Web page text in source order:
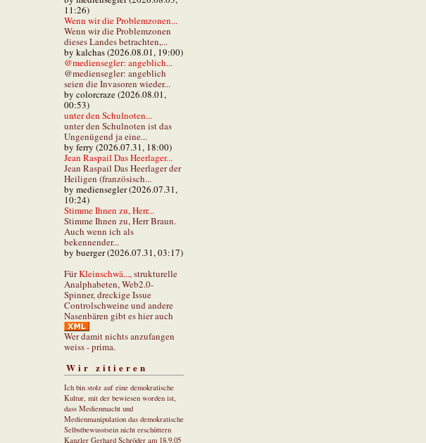
11:26)
Wenn wir die Problemzonen...
Wenn wir die Problemzonen
dieses Landes betrachten,...
by kalchas (2026.08.01, 19:00)
@mediensegler: angeblich...
@mediensegler: angeblich
seien die Invasoren wieder...
by colorcraze (2026.08.01,
00:53)
unter den Schulnoten...
unter den Schulnoten ist das
Ungenügend ja eine...
by ferry (2026.07.31, 18:00)
Jean Raspail Das Heerlager...
Jean Raspail Das Heerlager der
Heiligen (französisch...
by mediensegler (2026.07.31,
10:24)
Stimme Ihnen zu, Herr...
Stimme Ihnen zu, Herr Braun.
Auch wenn ich als
bekennender...
by buerger (2026.07.31, 03:17)
FürKleinschwä..., strukturelle
Analphabeten, Web2.0-
Spinner, dreckige Issue
Controlschweine und andere
Nasenbären gibt es hier auch
Wer damit nichts anzufangen
weiss - prima.
Wir zitieren
Ich bin stolz auf eine demokratische
Kultur, mit der bewiesen worden ist,
dass Medienmacht und
Medienmanipulation das demokratische
Selbstbewusstsein nicht erschüttern
Kanzler Gerhard Schröder am 18.9.05